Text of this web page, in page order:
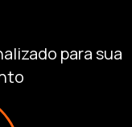
para sua